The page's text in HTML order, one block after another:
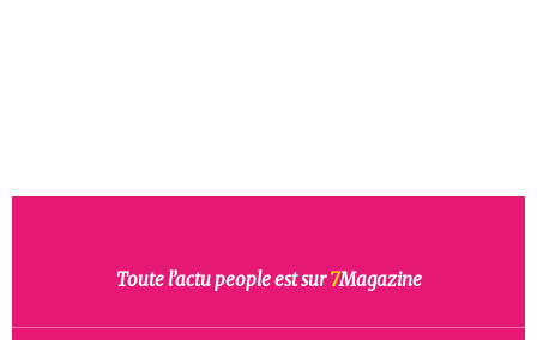
Toute l’actu people est sur7Magazine